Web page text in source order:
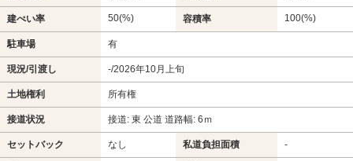
建ぺい率 50(%) 容積率 100(%)
駐車場 有
現況/引渡し -/2026年10月上旬
土地権利 所有権
接道状況 接道: 東 公道 道路幅: 6ｍ
セットバック なし 私道負担面積 -